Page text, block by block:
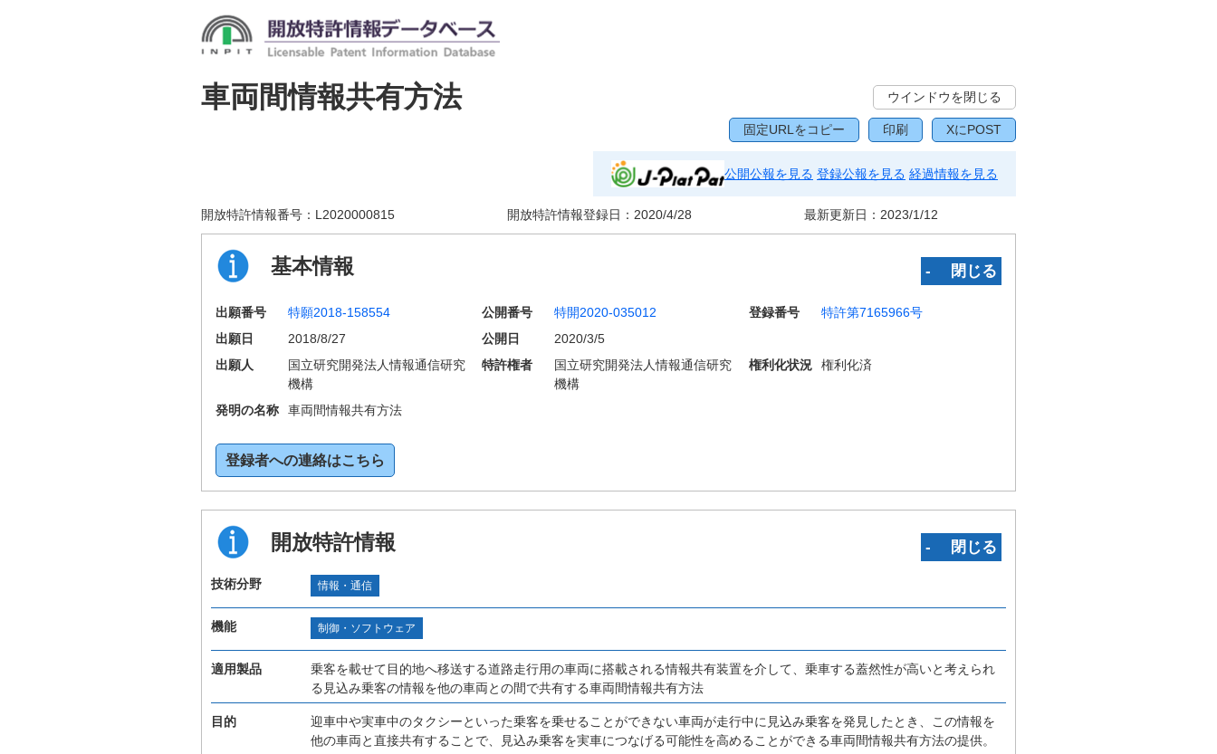
車両間情報共有方法 ウインドウを閉じる
固定URLをコピー 印刷 XにPOST
公開公報を見る 登録公報を見る 経過情報を見る
開放特許情報番号： L2020000815 開放特許情報登録日： 2020/4/28 最新更新日： 2023/1/12
基本情報 ‐ 閉じる
出願番号 特願2018-158554 公開番号 特開2020-035012 登録番号
特許第7165966号
出願日
2018/8/27 公開日
2020/3/5
出願人
国立研究開発法人情報通信研究
機構
特許権者
国立研究開発法人情報通信研究
機構
権利化状況 権利化済
発明の名称 車両間情報共有方法
登録者への連絡はこちら
開放特許情報 ‐ 閉じる
技術分野 情報・通信
機能 制御・ソフトウェア
適用製品
乗客を載せて目的地へ移送する道路走行用の車両に搭載される情報共有装置を介して、乗車する蓋然性が高いと考えられ
る見込み乗客の情報を他の車両との間で共有する車両間情報共有方法
目的
迎車中や実車中のタクシーといった乗客を乗せることができない車両が走行中に見込み乗客を発見したとき、この情報を
他の車両と直接共有することで、見込み乗客を実車につなげる可能性を高めることができる車両間情報共有方法の提供。